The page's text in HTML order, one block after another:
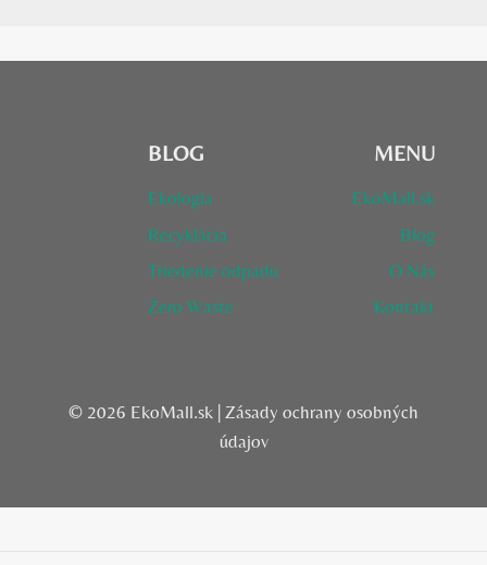
BLOG
Ekologia
Recyklácia
Triedenie odpadu
Zero Waste
MENU
EkoMall.sk
Blog
O Nás
Kontakt
© 2026 EkoMall.sk | Zásady ochrany osobných
údajov